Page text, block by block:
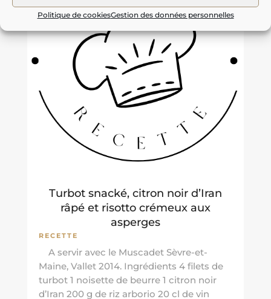
Politique de cookiesGestion des données personnelles
Turbot snacké, citron noir d’Iran
râpé et risotto crémeux aux
asperges
RECETTE
A servir avec le Muscadet Sèvre-et-
Maine, Vallet 2014. Ingrédients 4 filets de
turbot 1 noisette de beurre 1 citron noir
d’Iran 200 g de riz arborio 20 cl de vin